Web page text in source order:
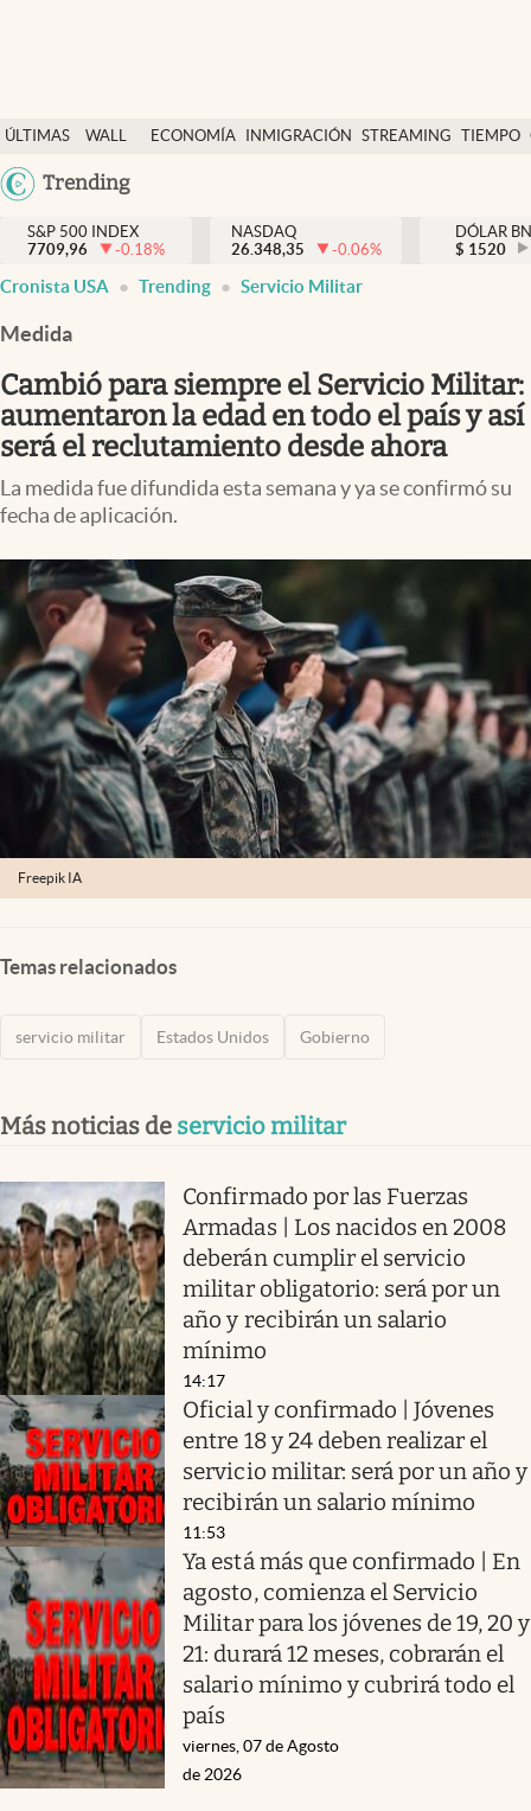
ÚLTIMAS
NOTICIAS
WALL
DÓLAR
ECONOMÍA INMIGRACIÓN STREAMING TIEMPO
México
Trending
Finanzas y economía
Wall Street y dólar
Inmigración
Espiritual
Streaming
PC y mobile
USA
S&P 500 INDEX
7709,96
-0.18%
NASDAQ
26.348,35
-0.06%
DÓLAR
$ 1520
Cronista USA Trending Servicio Militar
Medida
Cambió para siempre el Servicio Militar:
aumentaron la edad en todo el país y así
será el reclutamiento desde ahora
La medida fue difundida esta semana y ya se confirmó su
fecha de aplicación.
Freepik IA
Temas relacionados
servicio militar Estados Unidos Gobierno
Más noticias de servicio militar
Confirmado por las Fuerzas
Armadas | Los nacidos en 2008
deberán cumplir el servicio
militar obligatorio: será por un
año y recibirán un salario
mínimo
14:17
Oficial y confirmado | Jóvenes
entre 18 y 24 deben realizar el
servicio militar: será por un año y
recibirán un salario mínimo
11:53
Ya está más que confirmado | En
agosto, comienza el Servicio
Militar para los jóvenes de 19, 20 y
21: durará 12 meses, cobrarán el
salario mínimo y cubrirá todo el
país
viernes, 07 de Agosto
de 2026